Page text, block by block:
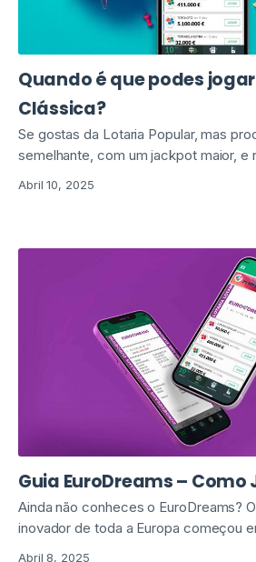
Quando é que podes
Clássica?
Se gostas da Lotaria Popular, mas
semelhante, com um jackpot maior, e
Abril 10, 2025
Guia EuroDreams – Como
Ainda não conheces o EuroDreams?
inovador de toda a Europa começou
Abril 8, 2025